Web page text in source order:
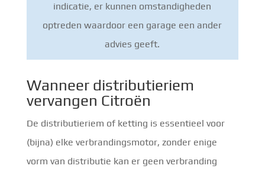
indicatie, er kunnen omstandigheden
optreden waardoor een garage een ander
advies geeft.
Wanneer distributieriem
vervangen Citroën
De distributieriem of ketting is essentieel voor
(bijna) elke verbrandingsmotor, zonder enige
vorm van distributie kan er geen verbranding